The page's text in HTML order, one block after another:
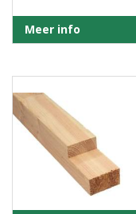
Meer info